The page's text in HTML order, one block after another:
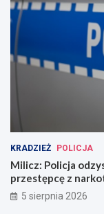
KRADZIEŻ POLICJA
Milicz: Policja
przestępcę z
5 sierpnia 2026